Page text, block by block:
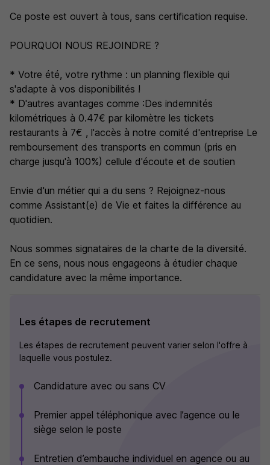
Ce poste est ouvert à tous, sans certification requise.
POURQUOI NOUS REJOINDRE ?
* Votre été, votre rythme : un planning flexible qui
s'adapte à vos disponibilités !
* D'autres avantages comme :Des indemnités
kilométriques à 0.47€ par kilomètre les tickets
restaurants à 7€ , l'accès à notre comité d'entreprise Le
remboursement des transports en commun (pris en
charge jusqu'à 100%) cellule d'écoute et de soutien
Envie d'un métier qui a du sens ? Rejoignez-nous
comme Assistant(e) de Vie et faites la différence au
quotidien.
Nous sommes signataires de la charte de la diversité.
En ce sens, nous nous engageons à étudier chaque
candidature avec la même importance.
Les étapes de recrutement
Les étapes de recrutement peuvent varier selon l'offre à
laquelle vous postulez.
Candidature avec ou sans CV
Premier appel téléphonique avec l’agence ou le
siège selon le poste
Entretien d’embauche individuel en agence ou au